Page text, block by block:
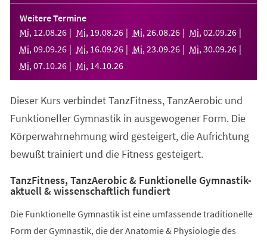
einem
neuen
Tab)
Weitere Termine
Mi, 12.08.26 Mi, 19.08.26 Mi, 26.08.26 Mi, 02.09.26
Mi, 09.09.26 Mi, 16.09.26 Mi, 23.09.26 Mi, 30.09.26
Mi, 07.10.26 Mi, 14.10.26
Dieser Kurs verbindet TanzFitness, TanzAerobic und
Funktioneller Gymnastik in ausgewogener Form. Die
Körperwahrnehmung wird gesteigert, die Aufrichtung
bewußt trainiert und die Fitness gesteigert.
TanzFitness, TanzAerobic & Funktionelle Gymnastik-
aktuell & wissenschaftlich fundiert
Die Funktionelle Gymnastik ist eine umfassende traditionelle
Form der Gymnastik, die der Anatomie & Physiologie des